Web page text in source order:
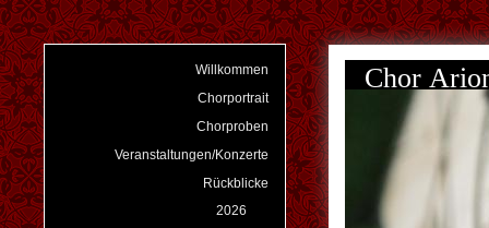
Willkommen
Chorportrait
Chorproben
Veranstaltungen/Konzerte
Rückblicke
2026
Chor